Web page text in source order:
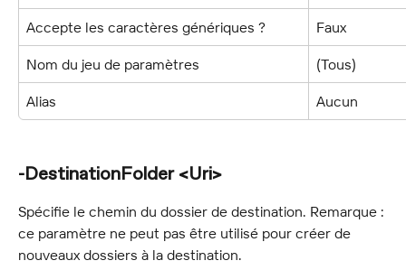
Accepte les caractères génériques ? Faux
Nom du jeu de paramètres (Tous)
Alias Aucun
-DestinationFolder <Uri>
Spécifie le chemin du dossier de destination. Remarque :
ce paramètre ne peut pas être utilisé pour créer de
nouveaux dossiers à la destination.